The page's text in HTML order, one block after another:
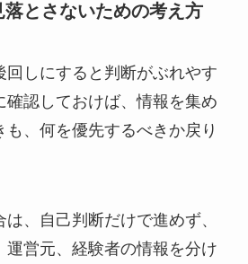
とさないための考え方
回しにすると判断がぶれやす
確認しておけば、情報を集め
も、何を優先するべきか戻り
、自己判断だけで進めず、
運営元、経験者の情報を分け